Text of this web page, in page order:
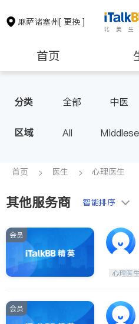
麻萨诸塞州[ 更换 ]
首页
保险理财 房
银行贷款
建筑装修
非
分类 全部 中医
眼科
妇科
肠胃肝脏科
麻醉科
医生-其它
区域 All
Norfolk County -
首页 医生 心理医生
其他服务商 智能排序
会员
心理医生
会员